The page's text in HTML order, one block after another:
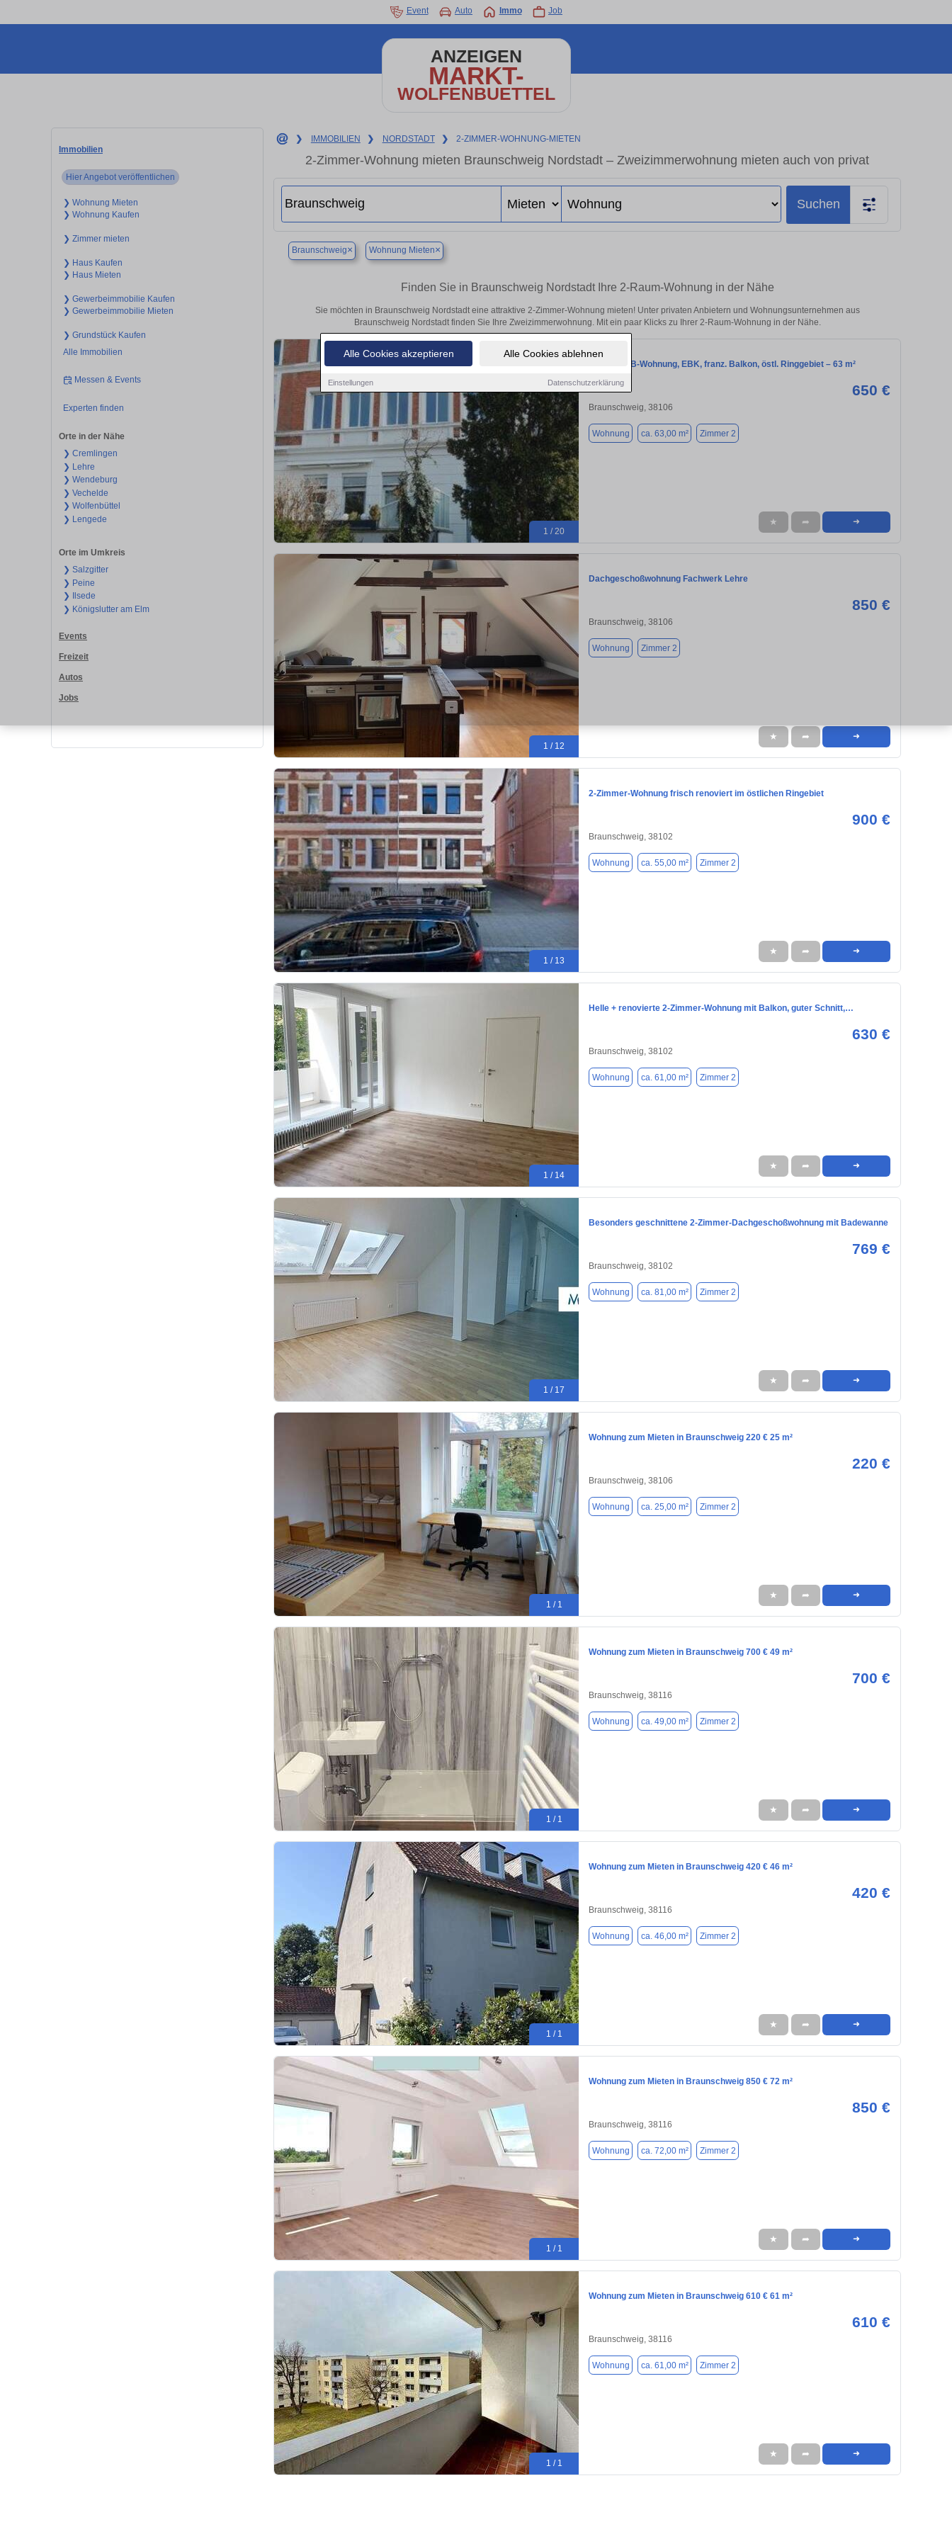
Alle Cookies akzeptieren Alle Cookies ablehnen
Einstellungen Datenschutzerklärung
Event Auto Immo Job
ANZEIGEN
MARKT-
WOLFENBUETTEL
Immobilien
Hier Angebot veröffentlichen
❯ Wohnung Mieten
❯ Wohnung Kaufen
❯ Zimmer mieten
❯ Haus Kaufen
❯ Haus Mieten
❯ Gewerbeimmobilie Kaufen
❯ Gewerbeimmobilie Mieten
❯ Grundstück Kaufen
Alle Immobilien
Messen & Events
Experten finden
Orte in der Nähe
❯ Cremlingen
❯ Lehre
❯ Wendeburg
❯ Vechelde
❯ Wolfenbüttel
❯ Lengede
Orte im Umkreis
❯ Salzgitter
❯ Peine
❯ Ilsede
❯ Königslutter am Elm
Events
Freizeit
Autos
Jobs
❯ IMMOBILIEN ❯ NORDSTADT ❯ 2-ZIMMER-WOHNUNG-MIETEN
2-Zimmer-Wohnung mieten Braunschweig Nordstadt – Zweizimmerwohnung mieten auch von privat
Suchen
Braunschweig× Wohnung Mieten×
Finden Sie in Braunschweig Nordstadt Ihre 2-Raum-Wohnung in der Nähe
Sie möchten in Braunschweig Nordstadt eine attraktive 2-Zimmer-Wohnung mieten! Unter privaten Anbietern und Wohnungsunternehmen aus
Braunschweig Nordstadt finden Sie Ihre Zweizimmerwohnung. Mit ein paar Klicks zu Ihrer 2-Raum-Wohnung in der Nähe.
1 / 20
Helle 2‑ZKB‑Wohnung, EBK, franz. Balkon, östl. Ringgebiet – 63 m²
650 €
Braunschweig, 38106
Wohnung ca. 63,00 m² Zimmer 2
★ ➦ ➜
1 / 12
Dachgeschoßwohnung Fachwerk Lehre
850 €
Braunschweig, 38106
Wohnung Zimmer 2
★ ➦ ➜
1 / 13
2-Zimmer-Wohnung frisch renoviert im östlichen Ringebiet
900 €
Braunschweig, 38102
Wohnung ca. 55,00 m² Zimmer 2
★ ➦ ➜
1 / 14
Helle + renovierte 2-Zimmer-Wohnung mit Balkon, guter Schnitt,…
630 €
Braunschweig, 38102
Wohnung ca. 61,00 m² Zimmer 2
★ ➦ ➜
1 / 17
Besonders geschnittene 2-Zimmer-Dachgeschoßwohnung mit Badewanne
769 €
Braunschweig, 38102
Wohnung ca. 81,00 m² Zimmer 2
★ ➦ ➜
1 / 1
Wohnung zum Mieten in Braunschweig 220 € 25 m²
220 €
Braunschweig, 38106
Wohnung ca. 25,00 m² Zimmer 2
★ ➦ ➜
1 / 1
Wohnung zum Mieten in Braunschweig 700 € 49 m²
700 €
Braunschweig, 38116
Wohnung ca. 49,00 m² Zimmer 2
★ ➦ ➜
1 / 1
Wohnung zum Mieten in Braunschweig 420 € 46 m²
420 €
Braunschweig, 38116
Wohnung ca. 46,00 m² Zimmer 2
★ ➦ ➜
1 / 1
Wohnung zum Mieten in Braunschweig 850 € 72 m²
850 €
Braunschweig, 38116
Wohnung ca. 72,00 m² Zimmer 2
★ ➦ ➜
1 / 1
Wohnung zum Mieten in Braunschweig 610 € 61 m²
610 €
Braunschweig, 38116
Wohnung ca. 61,00 m² Zimmer 2
★ ➦ ➜